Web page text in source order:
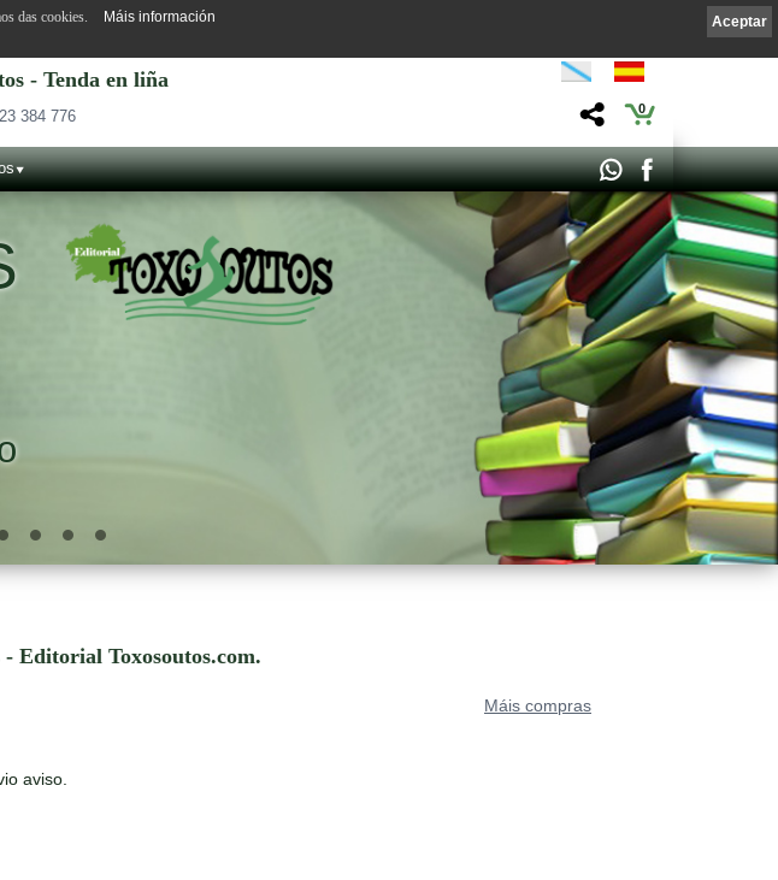
- Tenda en liña
384 776 0
Editorial Toxosoutos.com.
Máis compras
aviso.
Aceptar
das cookies. Máis información